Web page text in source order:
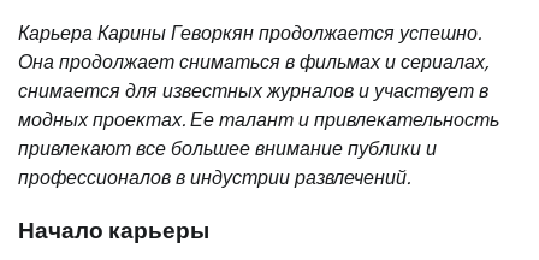
Карьера Карины Геворкян продолжается успешно.
Она продолжает сниматься в фильмах и сериалах,
снимается для известных журналов и участвует в
модных проектах. Ее талант и привлекательность
привлекают все большее внимание публики и
профессионалов в индустрии развлечений.
Начало карьеры